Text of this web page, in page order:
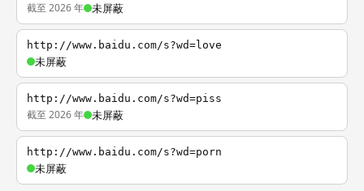
截至 2026 年 未屏蔽
http://www.baidu.com/s?wd=love
未屏蔽
http://www.baidu.com/s?wd=piss
截至 2026 年 未屏蔽
http://www.baidu.com/s?wd=porn
未屏蔽